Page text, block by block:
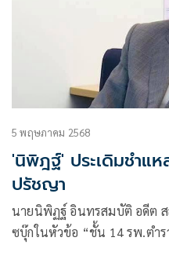
5 พฤษภาคม 2568
'นิพิฎฐ์' ประเดิมชำแห
ปรัชญา
นายนิพิฏฐ์ อินทรสมบัติ อดีต
ซบุ๊กในหัวข้อ “ชั้น 14 รพ.ตำร